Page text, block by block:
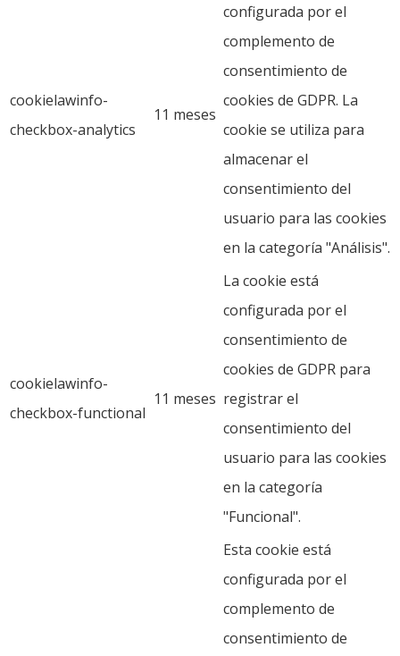
cookielawinfo-
checkbox-analytics
11 meses
configurada por el
complemento de
consentimiento de
cookies de GDPR. La
cookie se utiliza para
almacenar el
consentimiento del
usuario para las cookies
en la categoría "Análisis".
cookielawinfo-
checkbox-functional
11 meses
La cookie está
configurada por el
consentimiento de
cookies de GDPR para
registrar el
consentimiento del
usuario para las cookies
en la categoría
"Funcional".
Esta cookie está
configurada por el
complemento de
consentimiento de